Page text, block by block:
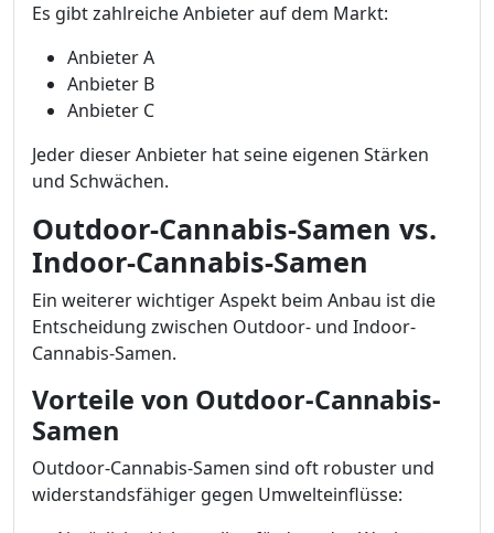
Es gibt zahlreiche Anbieter auf dem Markt:
Anbieter A
Anbieter B
Anbieter C
Jeder dieser Anbieter hat seine eigenen Stärken
und Schwächen.
Outdoor-Cannabis-Samen vs.
Indoor-Cannabis-Samen
Ein weiterer wichtiger Aspekt beim Anbau ist die
Entscheidung zwischen Outdoor- und Indoor-
Cannabis-Samen.
Vorteile von Outdoor-Cannabis-
Samen
Outdoor-Cannabis-Samen sind oft robuster und
widerstandsfähiger gegen Umwelteinflüsse: